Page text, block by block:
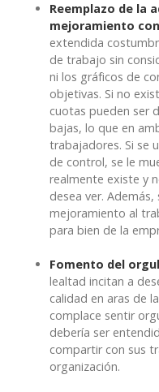
Reemplazo de la
mejoramiento
extendida
de trabajo sin
ni los gráficos de
objetivas. Si no
cuotas pueden ser
bajas, lo que en
trabajadores. Si se
de control, se le
realmente existe y
desea ver.
mejoramiento al
para bien de la
Fomento del
lealtad incitan a
calidad en aras de
complace sentir
debería ser
compartir con sus
organización.